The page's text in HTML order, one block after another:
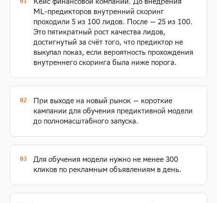
ML-предикторов внутренний скоринг
проходили 5 из 100 лидов. После — 25 из 100.
Это пятикратный рост качества лидов,
достигнутый за счёт того, что предиктор не
выкупал показ, если вероятность прохождения
внутреннего скоринга была ниже порога.
При выходе на новый рынок — короткие
кампании для обучения предиктивной модели
до полномасштабного запуска.
Для обучения модели нужно не менее 300
кликов по рекламным объявлениям в день.